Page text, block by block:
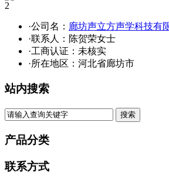
2
·公司名： 廊坊声立方声学科技有
·联系人：陈贺荣女士
·工商认证： 未核实
·所在地区：河北省廊坊市
站内搜索
产品分类
联系方式